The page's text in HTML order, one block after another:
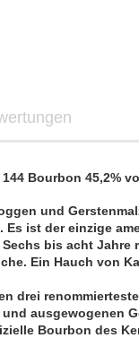
Bourbon 45,2%
und
Es ist der einzige
bis acht Jahre
Ein Hauch von
drei
ausgewogenen
Bourbon des